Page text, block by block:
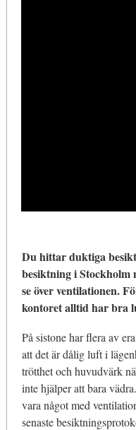
Du hittar duktiga
besiktning i Stockholm
se över ventilationen.
kontoret alltid har bra
På sistone har flera av
att det är dålig luft i
trötthet och huvudvärk
inte hjälper att bara
vara något med
senaste